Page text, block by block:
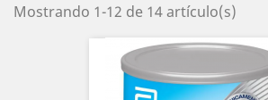
Mostrando 1-12 de 14 artículo(s)